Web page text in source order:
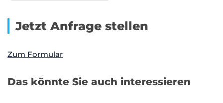
Jetzt Anfrage stellen
Zum Formular
Das könnte Sie auch interessieren